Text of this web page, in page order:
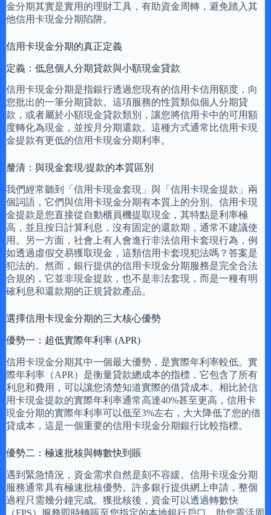
金分期其實是實用的理財工具，有助資金周轉，避免踏入其
他信用卡現金分期陷阱。
信用卡現金分期的真正定義
定義：低息個人分期貸款與小額現金貸款
信用卡現金分期是指銀行透過您現有的信用卡信用額度，向
您批出的一筆分期貸款。這項服務的性質類似個人分期貸
款，或者屬於小額現金貸款類別，讓您將信用卡中的可用額
度轉化為現金，並按月分期還款。這種方式通常比信用卡現
金提款有更低的信用卡現金分期利率。
釐清：與現金套現/提款的本質區別
我們經常聽到「信用卡現金套現」與「信用卡現金提款」兩
個詞語，它們與信用卡現金分期有本質上的分別。信用卡現
金提款是您直接從自動櫃員機提取現金，其特點是利率極
高，並且按日計算利息，沒有固定的還款期，通常不建議使
用。另一方面，社會上有人會進行非法信用卡套現行為，例
如透過虛假交易獲取現金，這類信用卡套現犯法嗎？答案是
犯法的。然而，銀行提供的信用卡現金分期服務是完全合法
合規的，它並非現金提款，也不是非法套現，而是一種有明
確利息和還款期的正規貸款產品。
選擇信用卡現金分期的三大核心優勢
優勢一：超低實際年利率 (APR)
信用卡現金分期其中一個最大優勢，是實際年利率較低。實
際年利率（APR）是衡量貸款總成本的指標，它包含了所有
利息和費用，可以讓您清楚知道實際的借貸成本。相比於信
用卡現金提款的實際年利率通常高達40%甚至更高，信用卡
現金分期的實際年利率可以低至3%左右，大大降低了您的借
貸成本，這是一個重要的信用卡現金分期銀行比較指標。
優勢二：極速批核與轉數快到賬
遇到緊急情況，資金需求自然是刻不容緩。信用卡現金分期
服務通常具有極速批核優勢。許多銀行提供網上申請，整個
過程只需幾分鐘完成。獲批核後，資金可以透過轉數快
（FPS）服務即時轉賬至您指定的本地銀行戶口，助您靈活周